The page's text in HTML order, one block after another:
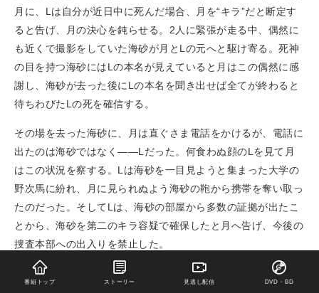
番組トップ ストーリー 見逃し配信 DVD・BD
月に、Lは自分が近日中に死んだ場合、月を“キラ”だと断定す
ると告げ、月の決心を鈍らせる。2人に緊張が走る中、偶然に
も近くで撮影をしていた海砂が月とLの元へと駆け寄る。死神
の目を持つ海砂にはLの本名が見えていると月はこの偶然に感
謝し、海砂が去った後にLの本名を聞き出せば全てが終わると
待ちわびたLの死を確信する。
その場を去った海砂に、月は直ぐさま電話をかけるが、電話に
出たのは海砂ではなく——Lだった。何食わぬ顔のLを見て月
はこの状況を察する。Lは海砂を一目見ようと集まった大学の
野次馬に紛れ、月に見られぬよう海砂の鞄から携帯を奪い取っ
たのだった。そしてLは、海砂の部屋から多数の証拠が出たこ
とから、海砂を第二のキラ容疑で確保したと月へ告げ、今後の
捜査本部への出入りを禁止した。
Lの指示の元、監禁された海砂は黙秘を続けるが、このままで